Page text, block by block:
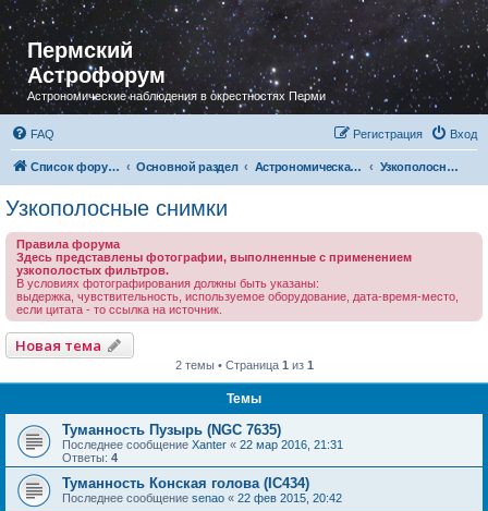
Пермский
Астрофорум
Астрономические наблюдения в окрестностях Перми
FAQ Вход
Регистрация
Список форумов Основной раздел Астрономическая фотография Узкополосные снимки
Узкополосные снимки
Правила форума
Здесь представлены фотографии, выполненные с применением
узкополостых фильтров.
В условиях фотографирования должны быть указаны:
выдержка, чувствительность, используемое оборудование, дата-время-место,
если цитата - то ссылка на источник.
Новая тема
2 темы • Страница 1 из 1
Темы
Туманность Пузырь (NGC 7635)
Последнее сообщение Xanter « 22 мар 2016, 21:31
Ответы: 4
Туманность Конская голова (IC434)
Последнее сообщение senao « 22 фев 2015, 20:42